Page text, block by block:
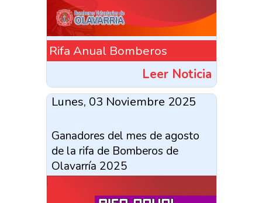
Rifa Anual Bomberos
Leer Noticia
Lunes, 03 Noviembre 2025
Ganadores del mes de agosto
de la rifa de Bomberos de
Olavarría 2025